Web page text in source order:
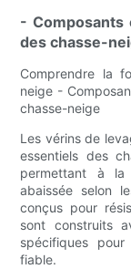
- Composants
des chasse-
Comprendre la
neige -
chasse-neige
Les vérins de
essentiels des
permettant à la
abaissée selon
conçus pour
sont construits
spécifiques
fiable.